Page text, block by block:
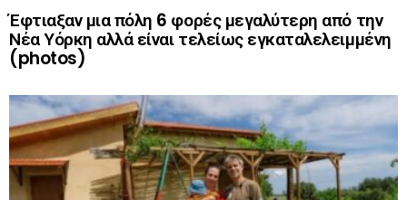
Έφτιαξαν μια πόλη 6 φορές μεγαλύτερη από την
Νέα Υόρκη αλλά είναι τελείως εγκαταλελειμμένη
(photos)